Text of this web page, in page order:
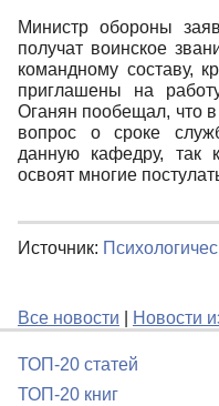
Министр обороны
получат воинское
командному составу,
приглашены на
Оганян пообещал, что
вопрос о сроке
данную кафедру,
освоят многие
Источник:
Все новости Новости
ТОП-20 статей
ТОП-20 книг